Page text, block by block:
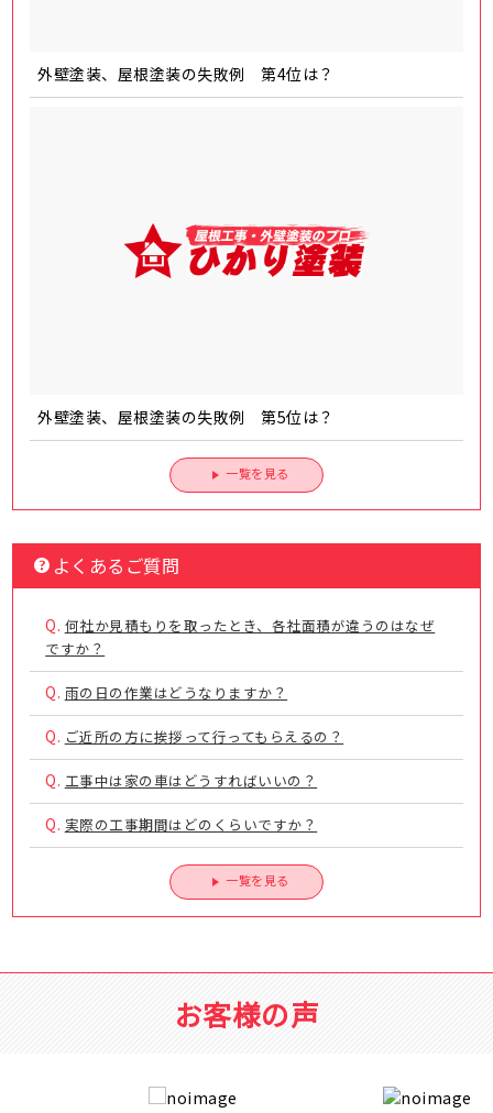
外壁塗装、屋根塗装の失敗例 第4位は？
外壁塗装、屋根塗装の失敗例 第5位は？
一覧を見る
よくあるご質問
Q. 何社か見積もりを取ったとき、各社面積が違うのはなぜ
ですか？
Q. 雨の日の作業はどうなりますか？
Q. ご近所の方に挨拶って行ってもらえるの？
Q. 工事中は家の車はどうすればいいの？
Q. 実際の工事期間はどのくらいですか？
一覧を見る
お客様の声